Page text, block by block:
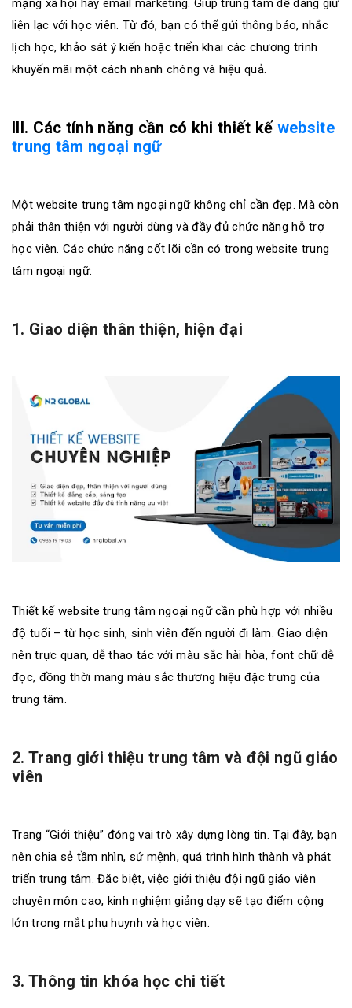
mạng xã hội hay email marketing. Giúp trung tâm dễ dàng giữ
liên lạc với học viên. Từ đó, bạn có thể gửi thông báo, nhắc
lịch học, khảo sát ý kiến hoặc triển khai các chương trình
khuyến mãi một cách nhanh chóng và hiệu quả.
III. Các tính năng cần có khi thiết kế website
trung tâm ngoại ngữ
Một website trung tâm ngoại ngữ không chỉ cần đẹp. Mà còn
phải thân thiện với người dùng và đầy đủ chức năng hỗ trợ
học viên. Các chức năng cốt lõi cần có trong website trung
tâm ngoại ngữ:
1. Giao diện thân thiện, hiện đại
Thiết kế website trung tâm ngoại ngữ cần phù hợp với nhiều
độ tuổi – từ học sinh, sinh viên đến người đi làm. Giao diện
nên trực quan, dễ thao tác với màu sắc hài hòa, font chữ dễ
đọc, đồng thời mang màu sắc thương hiệu đặc trưng của
trung tâm.
2. Trang giới thiệu trung tâm và đội ngũ giáo
viên
Trang “Giới thiệu” đóng vai trò xây dựng lòng tin. Tại đây, bạn
nên chia sẻ tầm nhìn, sứ mệnh, quá trình hình thành và phát
triển trung tâm. Đặc biệt, việc giới thiệu đội ngũ giáo viên
chuyên môn cao, kinh nghiệm giảng dạy sẽ tạo điểm cộng
lớn trong mắt phụ huynh và học viên.
3. Thông tin khóa học chi tiết